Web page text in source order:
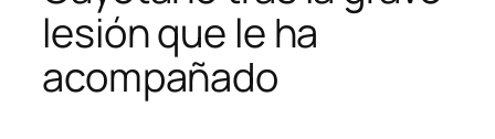
lesión que le ha
acompañado